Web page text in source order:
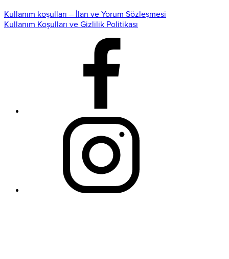
Kullanım koşulları – İlan ve Yorum Sözleşmesi
Kullanım Koşulları ve Gizlilik Politikası